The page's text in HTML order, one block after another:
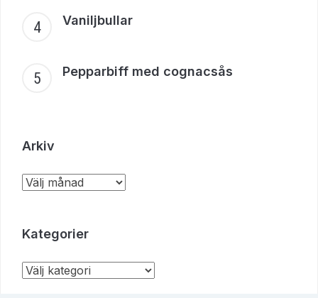
Vaniljbullar
Pepparbiff med cognacsås
Arkiv
Kategorier